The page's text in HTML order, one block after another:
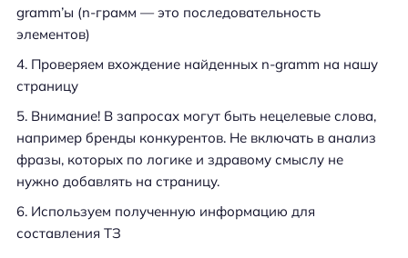
gramm’ы (n-грамм — это последовательность
элементов)
Проверяем вхождение найденных n-gramm на нашу
страницу
Внимание! В запросах могут быть нецелевые слова,
например бренды конкурентов. Не включать в анализ
фразы, которых по логике и здравому смыслу не
нужно добавлять на страницу.
Используем полученную информацию для
составления ТЗ